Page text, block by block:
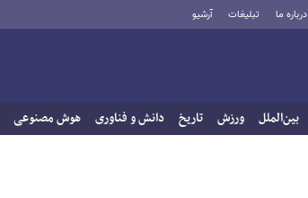
درباره ما تبلیغات آرشیو
بین‌الملل ورزش تاریخ دانش و فناوری هوش مصنوعی